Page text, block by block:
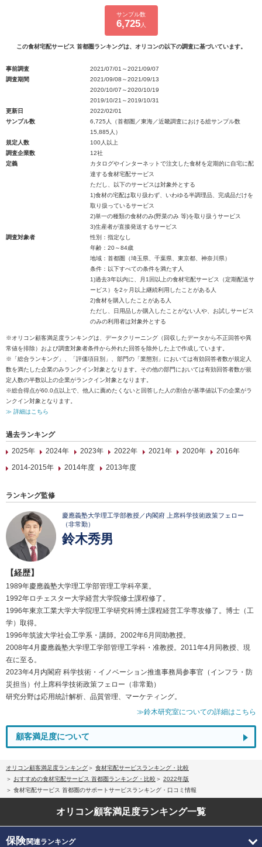
サンプル数
6,725人
この食材宅配サービス 首都圏ランキングは、オリコンの以下の調査に基づいています。
事前調査
2021/07/01～2021/09/07
調査期間
2021/09/08～2021/09/13
2020/10/07～2020/10/19
2019/10/21～2019/10/31
更新日
2022/02/01
サンプル数
6,725人（首都圏／東海／近畿調査における総サンプル数
15,885人）
規定人数
100人以上
調査企業数
12社
定義
カタログやインターネットで注文した食材を定期的に自宅に配
達する食材宅配サービス
ただし、以下のサービスは対象外とする
1)食材の宅配は取り扱わず、いわゆる半調理品、完成品だけを
取り扱っているサービス
2)単一の種類の食材のみ(野菜のみ 等)を取り扱うサービス
3)生産者が直接発送するサービス
調査対象者
性別：指定なし
年齢：20～84歳
地域：首都圏（埼玉県、千葉県、東京都、神奈川県）
条件：以下すべての条件を満たす人
1)過去3年以内に、月1回以上の食材宅配サービス（定期配送サ
ービス）を2ヶ月以上継続利用したことがある人
2)食材を購入したことがある人
ただし、日用品しか購入したことがない人や、お試しサービス
のみの利用者は対象外とする
※オリコン顧客満足度ランキングは、データクリーニング（回収したデータから不正回答や異
常値を排除）および調査対象者条件から外れた回答を除外した上で作成しています。
※「総合ランキング」、「評価項目別」、部門の「業態別」においては有効回答者数が規定人
数を満たした企業のみランクイン対象となります。その他の部門においては有効回答者数が規
定人数の半数以上の企業がランクイン対象となります。
※総合得点が60.0点以上で、他人に薦めたくないと回答した人の割合が基準値以下の企業がラ
ンクイン対象となります。
≫ 詳細はこちら
過去ランキング
2025年
2024年 2023年 2022年 2021年 2020年
2016年
2014-2015年
2014年度 2013年度
ランキング監修
慶應義塾大学理工学部教授／内閣府 上席科学技術政策フェロー
（非常勤）
鈴木秀男
【経歴】
1989年慶應義塾大学理工学部管理工学科卒業。
1992年ロチェスター大学経営大学院修士課程修了。
1996年東京工業大学大学院理工学研究科博士課程経営工学専攻修了。博士（工
学）取得。
1996年筑波大学社会工学系・講師。2002年6月同助教授。
2008年4月慶應義塾大学理工学部管理工学科・准教授。2011年4月同教授、現
在に至る。
2023年4月内閣府 科学技術・イノベーション推進事務局参事官（インフラ・防
災担当）付上席科学技術政策フェロー（非常勤）
研究分野は応用統計解析、品質管理、マーケティング。
≫鈴木研究室についての詳細はこちら
顧客満足度について
オリコン顧客満足度ランキング
食材宅配サービスランキング・比較
おすすめの食材宅配サービス 首都圏ランキング・比較
2022年版
食材宅配サービス 首都圏のサポートサービスランキング・口コミ情報
オリコン顧客満足度ランキング一覧
保険関連ランキング